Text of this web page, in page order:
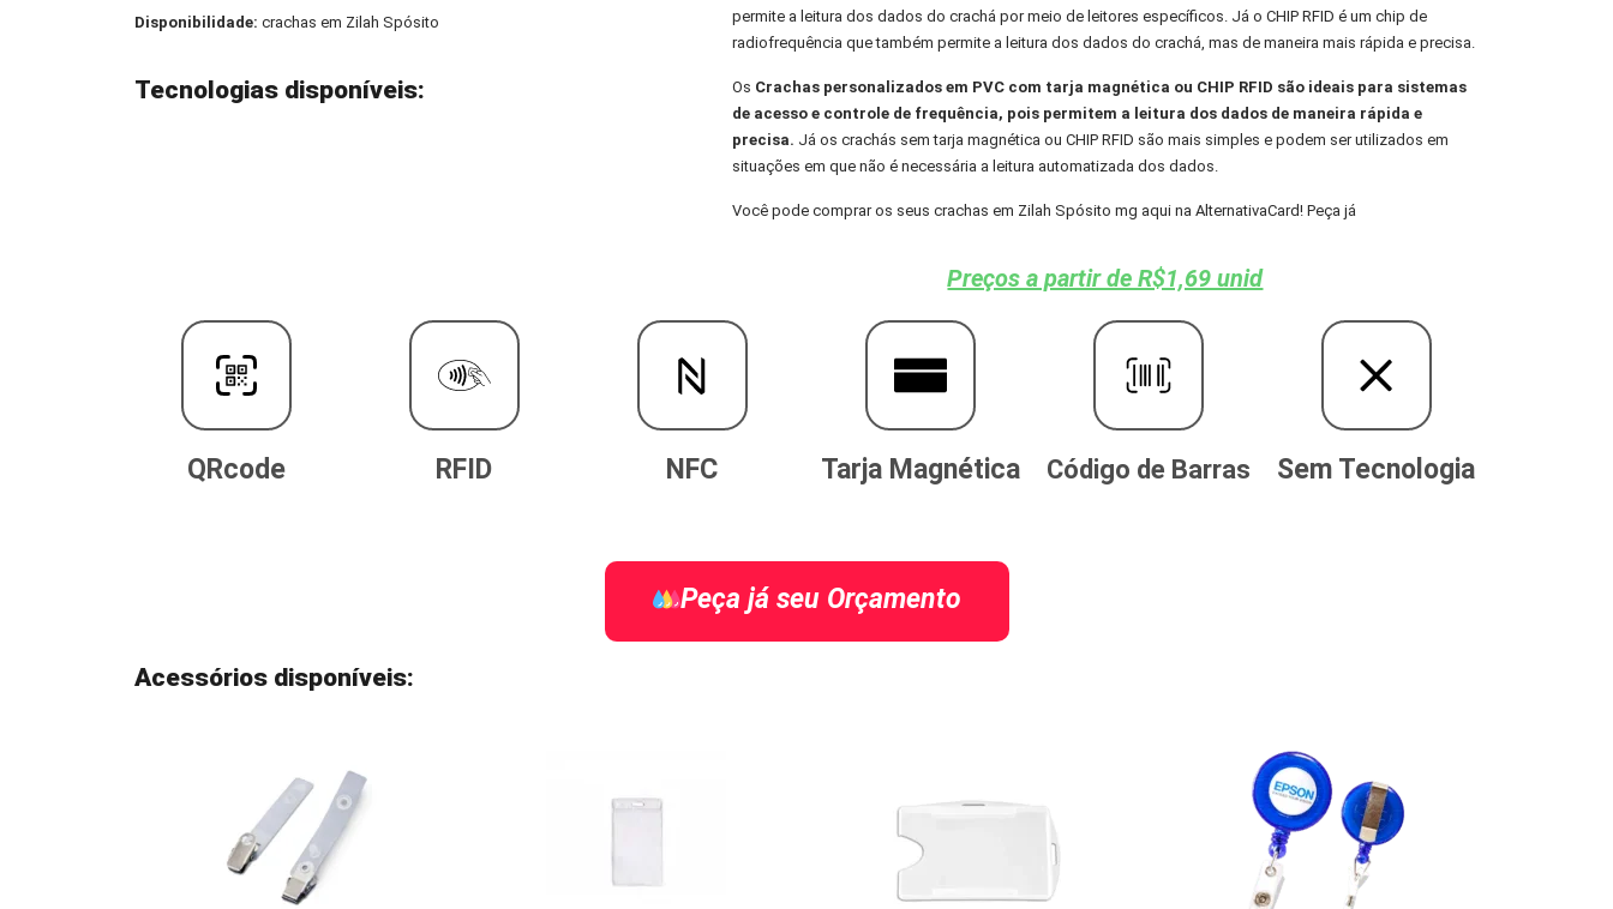
Disponibilidade: crachas em Zilah Spósito
Tecnologias disponíveis:
permite a leitura dos dados do crachá por meio de leitores específicos. Já o CHIP RFID é um chip de
radiofrequência que também permite a leitura dos dados do crachá, mas de maneira mais rápida e precisa.
Os Crachas personalizadosem PVC com tarja magnética ou CHIP RFID são ideais para sistemas
de acesso e controle de frequência, pois permitem a leitura dos dados de maneira rápida e
precisa. Já os crachás sem tarja magnética ou CHIP RFID são mais simples e podem ser utilizados em
situações em que não é necessária a leitura automatizada dos dados.
Você pode comprar os seus crachas em Zilah Spósito mg aqui na AlternativaCard! Peça já
Preços a partir de R$1,69 unid
QRcode RFID NFC Tarja Magnética Código de Barras Sem Tecnologia
Peça já seu Orçamento
Acessórios disponíveis: